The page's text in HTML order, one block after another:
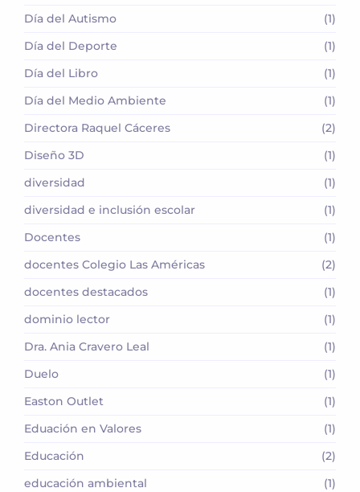
Día del Autismo
(1)
Día del Deporte
(1)
Día del Libro
(1)
Día del Medio Ambiente
(1)
Directora Raquel Cáceres
(2)
Diseño 3D
(1)
diversidad
(1)
diversidad e inclusión escolar
(1)
Docentes
(1)
docentes Colegio Las Américas
(2)
docentes destacados
(1)
dominio lector
(1)
Dra. Ania Cravero Leal
(1)
Duelo
(1)
Easton Outlet
(1)
Eduación en Valores
(1)
Educación
(2)
educación ambiental
(1)